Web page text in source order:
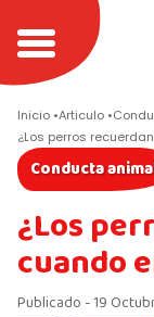
Inicio Articulo
¿Los perros
Conducta
¿Los
cuando
Publicado - 19